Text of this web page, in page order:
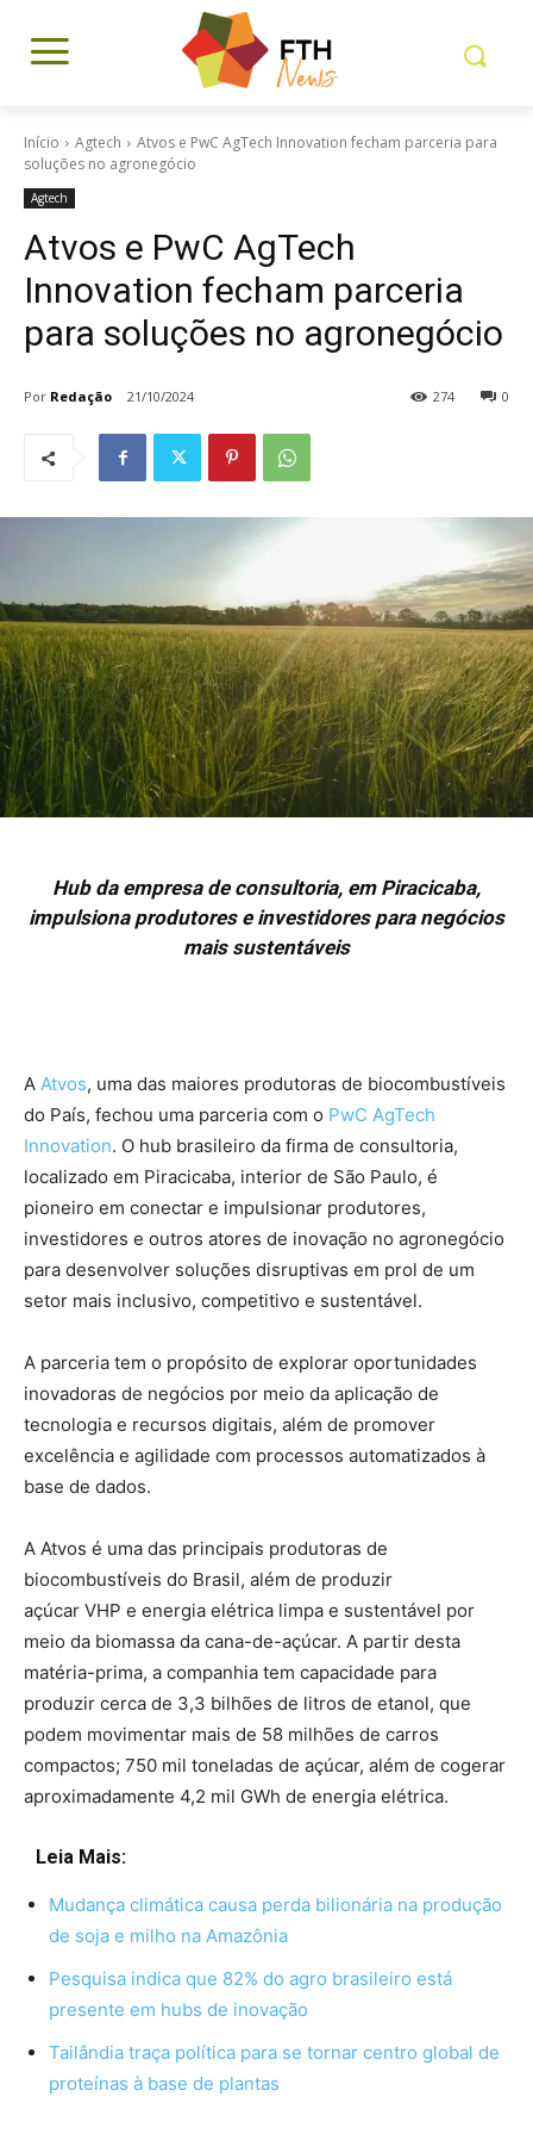
Início Agtech
Atvos e PwC AgTech Innovation fecham parceria para
soluções no agronegócio
Agtech
Atvos e PwC AgTech
Innovation fecham parceria
para soluções no agronegócio
Por Redação 21/10/2024 0
274
Hub da empresa de consultoria, em Piracicaba,
impulsiona produtores e investidores para negócios
mais sustentáveis
A Atvos, uma das maiores produtoras de biocombustíveis
do País, fechou uma parceria com o PwC AgTech
Innovation. O hub brasileiro da firma de consultoria,
localizado em Piracicaba, interior de São Paulo, é
pioneiro em conectar e impulsionar produtores,
investidores e outros atores de inovação no agronegócio
para desenvolver soluções disruptivas em prol de um
setor mais inclusivo, competitivo e sustentável.
A parceria tem o propósito de explorar oportunidades
inovadoras de negócios por meio da aplicação de
tecnologia e recursos digitais, além de promover
excelência e agilidade com processos automatizados à
base de dados.
A Atvos é uma das principais produtoras de
biocombustíveis do Brasil, além de produzir
açúcar VHP e energia elétrica limpa e sustentável por
meio da biomassa da cana-de-açúcar. A partir desta
matéria-prima, a companhia tem capacidade para
produzir cerca de 3,3 bilhões de litros de etanol, que
podem movimentar mais de 58 milhões de carros
compactos; 750 mil toneladas de açúcar, além de cogerar
aproximadamente 4,2 mil GWh de energia elétrica.
Leia Mais:
Mudança climática causa perda bilionária na produção
de soja e milho na Amazônia
Pesquisa indica que 82% do agro brasileiro está
presente em hubs de inovação
Tailândia traça política para se tornar centro global de
proteínas à base de plantas